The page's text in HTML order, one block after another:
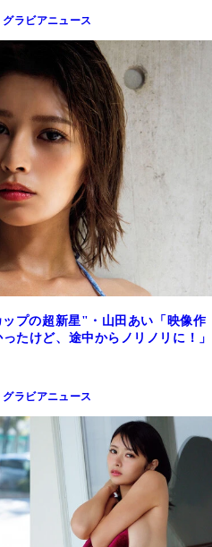
グラビアニュース
プの超新星"・山田あい「映像作
たけど、途中からノリノリに！」
グラビアニュース